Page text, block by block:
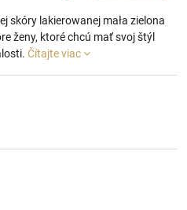
skóry lakierowanej mała zielona
ženy, ktoré chcú mať svoj štýl
Čítajte viac